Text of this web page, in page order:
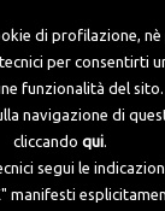
di profilazione,
per consentirti
funzionalità del sito.
navigazione di
cliccando qui.
segui le
manifesti
Accessori
JET20